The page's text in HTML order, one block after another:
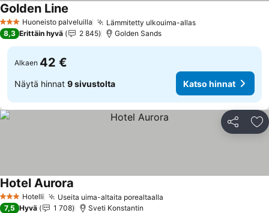
3 Tähtiluokitus
Huoneisto palveluilla Lämmitetty ulkouima-allasKatso hinnat
Golden Line
8,3 Erittäin hyvä 2 845 Golden Sands
Alkaen 42 €
Näytä hinnat 9 sivustolta Katso hinnat
Jaa
3 Tähtiluokitus
Hotelli Useita uima-altaita porealtaalla
Hotel Aurora
7,5 Hyvä 1 708 Sveti Konstantin